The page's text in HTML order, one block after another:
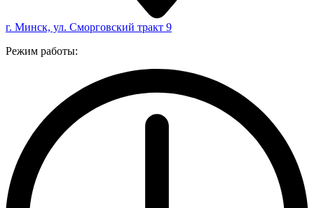
г. Минск, ул. Сморговский тракт 9
Режим работы: